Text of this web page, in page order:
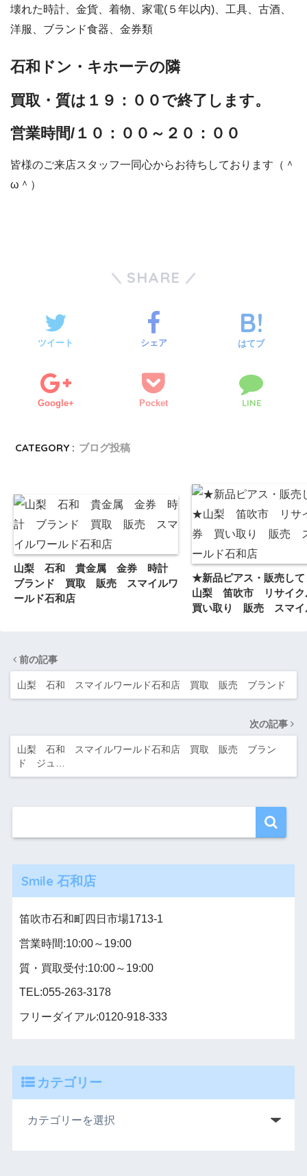
壊れた時計、金貨、着物、家電(５年以内)、工具、古酒、
洋服、ブランド食器、金券類
石和ドン・キホーテの隣
買取・質は１９：００で終了します。
営業時間/１０：００～２０：００
皆様のご来店スタッフ一同心からお待ちしております（＾
ω＾）
SHARE
ツイート シェア はてブ
Google+ Pocket LINE
CATEGORY : ブログ投稿
山梨 石和 貴金属 金券 時計
ブランド 買取 販売 スマイルワ
ールド石和店
★新品ピアス・販売し
山梨 笛吹市 リサイ
買い取り 販売 スマイ
前の記事
山梨 石和 スマイルワールド石和店 買取 販売 ブランド
次の記事
山梨 石和 スマイルワールド石和店 買取 販売 ブラン
ド ジュ…
Smile 石和店
笛吹市石和町四日市場1713-1
営業時間:10:00～19:00
質・買取受付:10:00～19:00
TEL:055-263-3178
フリーダイアル:0120-918-333
カテゴリー